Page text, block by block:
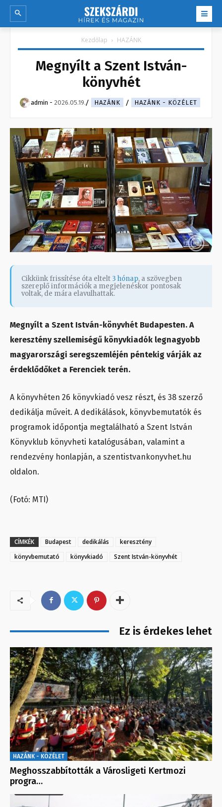
Kezdőlap HAZÁNK
Megnyílt a Szent István-
könyvhét
admin - 2026.05.19. HAZÁNK HAZÁNK - KÖZÉLET
Cikkünk frissítése óta eltelt 3 hónap, a szövegben
szereplő információk a megjelenéskor pontosak
voltak, de mára elavulhattak.
Megnyílt a Szent István-könyvhét Budapesten. A
keresztény szellemiségű könyvkiadók legnagyobb
magyarországi seregszemléjén péntekig várják az
érdeklődőket a Ferenciek terén.
A könyvhéten 26 könyvkiadó vesz részt, és 38 szerző
dedikálja műveit. A dedikálások, könyvbemutatók és
programok időpontja megtalálható a Szent István
Könyvklub könyvheti katalógusában, valamint a
rendezvény honlapján, a szentistvankonyvhet.hu
oldalon.
(Fotó: MTI)
CÍMKÉK Budapest dedikálás
keresztény
könyvbemutató
könyvkiadó Szent István-könyvhét
Ez is érdekes lehet
HAZÁNK - KÖZÉLET
Meghosszabbították a Városligeti Kertmozi
progra…